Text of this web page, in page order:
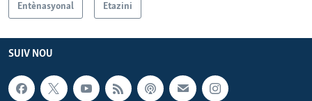
Entènasyonal Etazini
SUIV NOU